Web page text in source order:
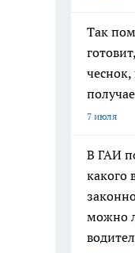
Так
7 июля
В ГАИ
какого
можно